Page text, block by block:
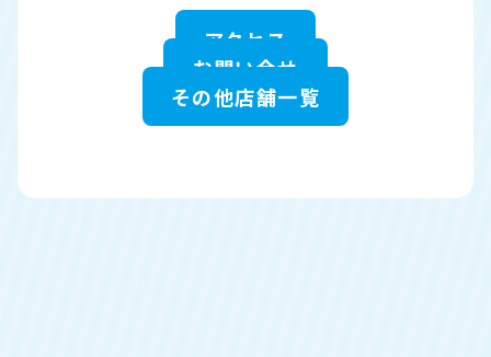
アクセス
お問い合せ
その他店舗一覧